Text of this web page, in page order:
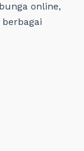
online,